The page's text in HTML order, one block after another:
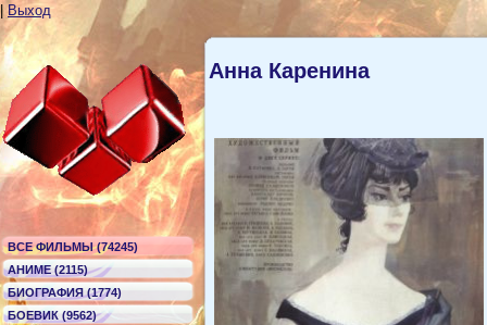
Выход
ВСЕ ФИЛЬМЫ (74245)
АНИМЕ (2115)
БИОГРАФИЯ (1774)
БОЕВИК (9562)
Анна Каренина